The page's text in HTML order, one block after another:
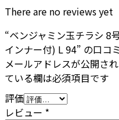
There are no reviews yet
“ベンジャミン玉チラシ 8
インナー付) L 94” の口コ
メールアドレスが公開さ
ている欄は必須項目です
評価
レビュー *